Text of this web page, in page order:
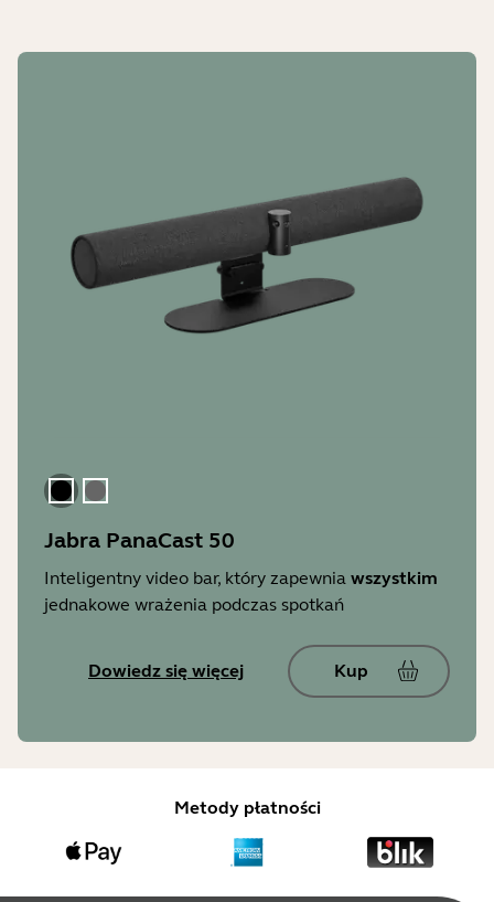
CzarnySzary
Jabra PanaCast 50
Inteligentny video bar, który zapewnia wszystkim
jednakowe wrażenia podczas spotkań
Dowiedz się więcej Kup
Metody płatności